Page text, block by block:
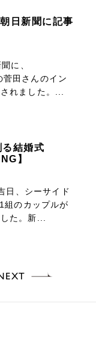
日新聞に記事
に、
田さんのイン
れました。...
結婚式
】
日、シーサイド
組のカップルが
た。新...